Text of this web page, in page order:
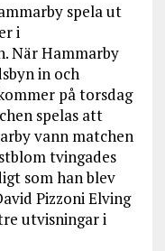
spela ut
i
När Hammarby
in och
på torsdag
spelas att
vann matchen
tvingades
som han blev
Pizzoni Elving
utvisningar i